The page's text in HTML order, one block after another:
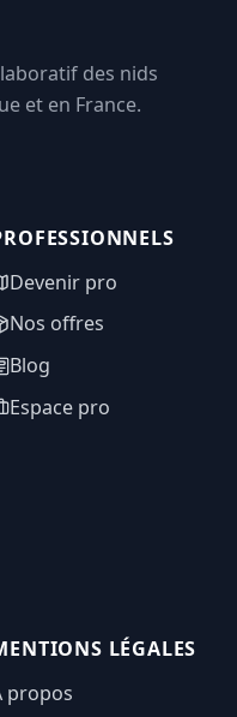
des nids
et en France.
Devenir pro
Nos offres
Blog
Espace pro
LÉGALES
propos